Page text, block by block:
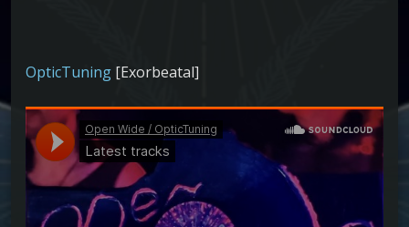
OpticTuning [Exorbeatal]